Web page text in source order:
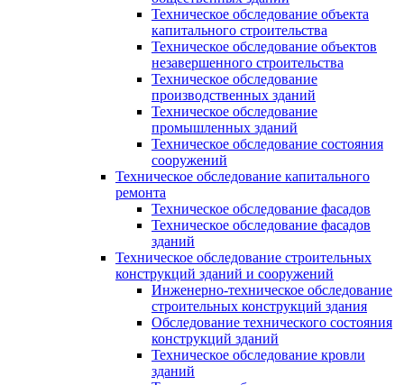
Техническое обследование объекта
капитального строительства
Техническое обследование объектов
незавершенного строительства
Техническое обследование
производственных зданий
Техническое обследование
промышленных зданий
Техническое обследование состояния
сооружений
Техническое обследование капитального
ремонта
Техническое обследование фасадов
Техническое обследование фасадов
зданий
Техническое обследование строительных
конструкций зданий и сооружений
Инженерно-техническое обследование
строительных конструкций здания
Обследование технического состояния
конструкций зданий
Техническое обследование кровли
зданий